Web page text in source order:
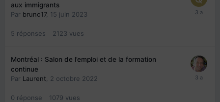
aux immigrants
Par bruno17, 15 juin 2023
5 réponses 2123 vues
Montréal : Salon de l’emploi et de la formation
continue
Par Laurent 2 octobre 2022
0 réponse 1079 vues